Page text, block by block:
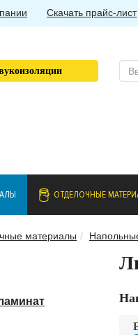
ОТДЕЛОЧНЫЕ
Скачать прайс-лист
материалы